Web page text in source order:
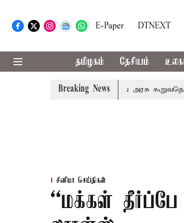
E-Paper DTNEXT
தமிழகம் தேசியம்
Breaking News
வசூலிக்கப்படாது: மத்திய அரசு
சினிமா செய்திகள்
``மக்கள்